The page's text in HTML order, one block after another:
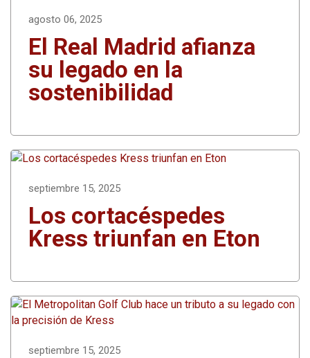
agosto 06, 2025
El Real Madrid afianza
su legado en la
sostenibilidad
septiembre 15, 2025
Los cortacéspedes
Kress triunfan en Eton
septiembre 15, 2025